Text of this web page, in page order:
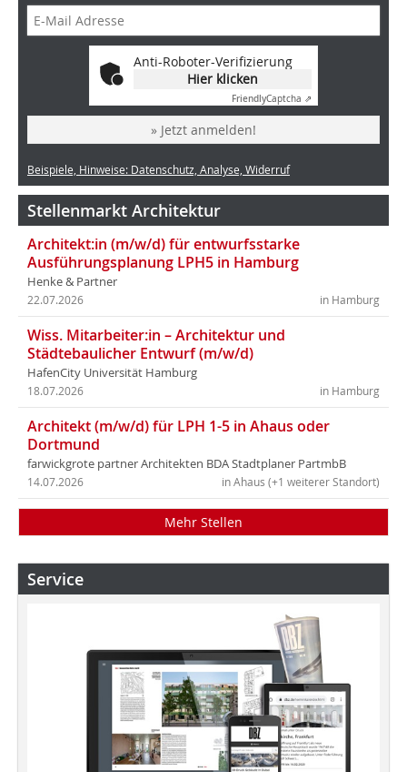
Anti-Roboter-Verifizierung
Hier klicken
FriendlyCaptcha ⇗
» Jetzt anmelden!
Beispiele, Hinweise: Datenschutz, Analyse, Widerruf
Stellenmarkt Architektur
Architekt:in (m/w/d) für entwurfsstarke
Ausführungsplanung LPH5 in Hamburg
Henke & Partner
in Hamburg
22.07.2026
Wiss. Mitarbeiter:in – Architektur und
Städtebaulicher Entwurf (m/w/d)
HafenCity Universität Hamburg
in Hamburg
18.07.2026
Architekt (m/w/d) für LPH 1-5 in Ahaus oder
Dortmund
farwickgrote partner Architekten BDA Stadtplaner PartmbB
in Ahaus (+1 weiterer Standort)
14.07.2026
Mehr Stellen
Service